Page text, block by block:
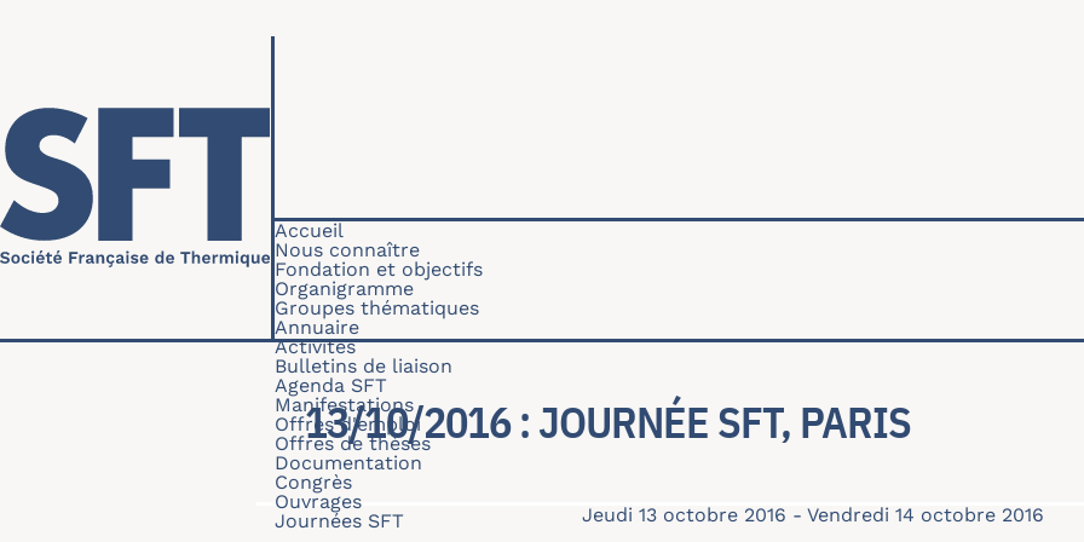
Navigation principale
Accueil
Nous connaître
Fondation et objectifs
Organigramme
Groupes thématiques
Annuaire
Activités
Bulletins de liaison
Agenda SFT
Manifestations
Offres d'emploi
Offres de thèses
Documentation
Congrès
Ouvrages
Journées SFT
13/10/2016 : JOURNÉE SFT, PARIS
Jeudi 13 octobre 2016 - Vendredi 14 octobre 2016